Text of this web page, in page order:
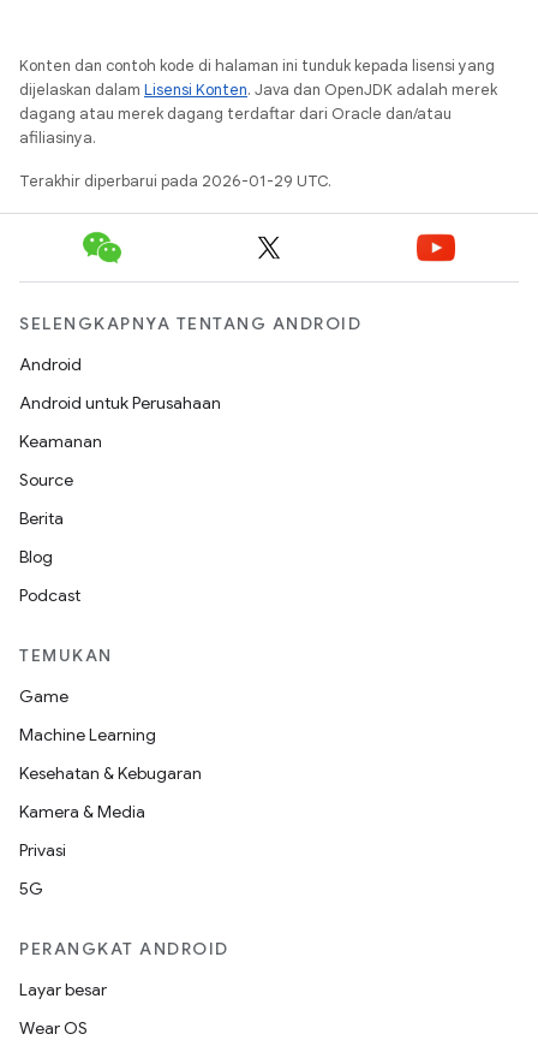
Konten dan contoh kode di halaman ini tunduk kepada lisensi yang
dijelaskan dalam Lisensi Konten. Java dan OpenJDK adalah merek
dagang atau merek dagang terdaftar dari Oracle dan/atau
afiliasinya.
Terakhir diperbarui pada 2026-01-29 UTC.
SELENGKAPNYA TENTANG ANDROID
Android
Android untuk Perusahaan
Keamanan
Source
Berita
Blog
Podcast
TEMUKAN
Game
Machine Learning
Kesehatan & Kebugaran
Kamera & Media
Privasi
5G
PERANGKAT ANDROID
Layar besar
Wear OS